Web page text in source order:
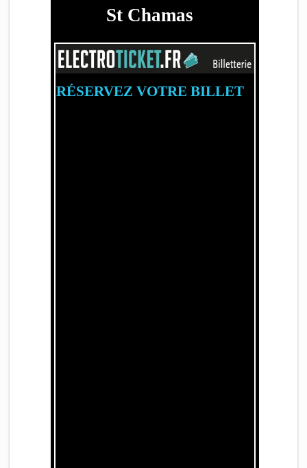
St Chamas
RÉSERVEZ VOTRE BILLET